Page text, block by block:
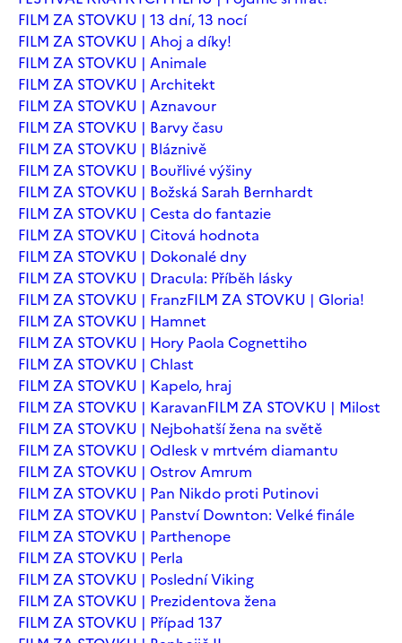
FILM ZA STOVKU | 13 dní, 13 nocí
FILM ZA STOVKU | Ahoj a díky!
FILM ZA STOVKU | Animale
FILM ZA STOVKU | Architekt
FILM ZA STOVKU | Aznavour
FILM ZA STOVKU | Barvy času
FILM ZA STOVKU | Bláznivě
FILM ZA STOVKU | Bouřlivé výšiny
FILM ZA STOVKU | Božská Sarah Bernhardt
FILM ZA STOVKU | Cesta do fantazie
FILM ZA STOVKU | Citová hodnota
FILM ZA STOVKU | Dokonalé dny
FILM ZA STOVKU | Dracula: Příběh lásky
FILM ZA STOVKU | FranzFILM ZA STOVKU | Gloria!
FILM ZA STOVKU | Hamnet
FILM ZA STOVKU | Hory Paola Cognettiho
FILM ZA STOVKU | Chlast
FILM ZA STOVKU | Kapelo, hraj
FILM ZA STOVKU | KaravanFILM ZA STOVKU | Milost
FILM ZA STOVKU | Nejbohatší žena na světě
FILM ZA STOVKU | Odlesk v mrtvém diamantu
FILM ZA STOVKU | Ostrov Amrum
FILM ZA STOVKU | Pan Nikdo proti Putinovi
FILM ZA STOVKU | Panství Downton: Velké finále
FILM ZA STOVKU | Parthenope
FILM ZA STOVKU | Perla
FILM ZA STOVKU | Poslední Viking
FILM ZA STOVKU | Prezidentova žena
FILM ZA STOVKU | Případ 137